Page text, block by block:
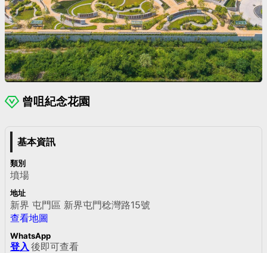
曾咀紀念花園
基本資訊
類別
墳場
地址
新界 屯門區 新界屯門稔灣路15號
查看地圖
WhatsApp
登入 後即可查看